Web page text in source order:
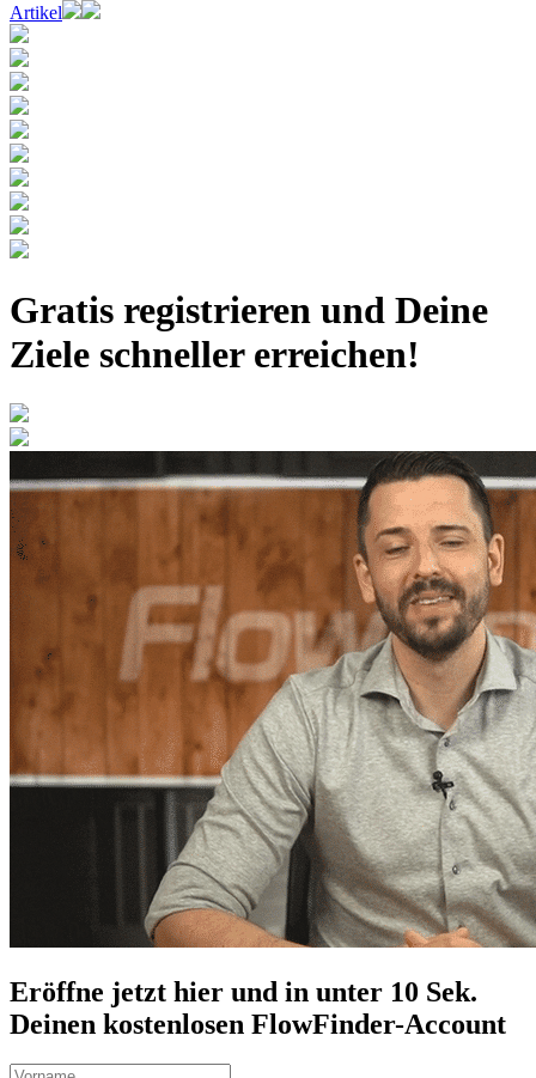
Artikel
Gratis registrieren und Deine
Ziele schneller erreichen!
Eröffne jetzt hier und in unter 10 Sek.
Deinen kostenlosen FlowFinder-Account